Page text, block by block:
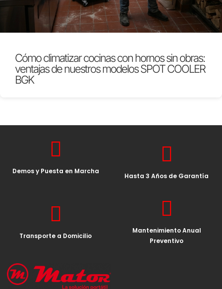
Cómo climatizar cocinas con hornos sin obras:
ventajas de nuestros modelos SPOT COOLER
BGK
Demos y Puesta en Marcha
Hasta 3 Años de Garantía
Transporte a Domicilio
Mantenimiento Anual
Preventivo